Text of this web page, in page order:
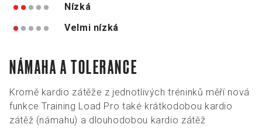
Nízká
Velmi nízká
NÁMAHA A TOLERANCE
Kromě kardio zátěže z jednotlivých tréninků měří nová
funkce Training Load Pro také krátkodobou kardio
zátěž (námahu) a dlouhodobou kardio zátěž